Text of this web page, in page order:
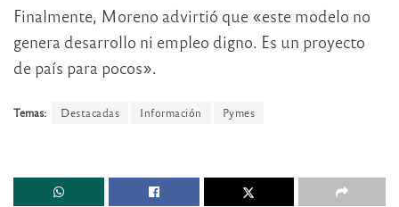
Finalmente, Moreno advirtió que «este modelo no
genera desarrollo ni empleo digno. Es un proyecto
de país para pocos».
Temas: Destacadas Información Pymes